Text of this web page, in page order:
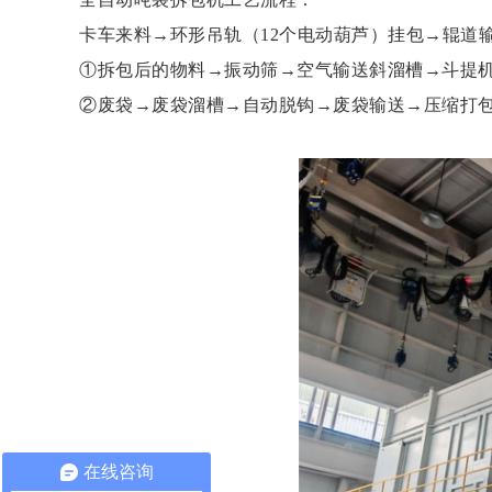
卡车来料→环形吊轨（12个电动葫芦）挂包→辊
①拆包后的物料→振动筛→空气输送斜溜槽→斗提
②废袋→废袋溜槽→自动脱钩→废袋输送→压缩打
在线咨询